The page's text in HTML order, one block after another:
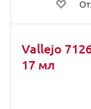
Vallejo
17 мл